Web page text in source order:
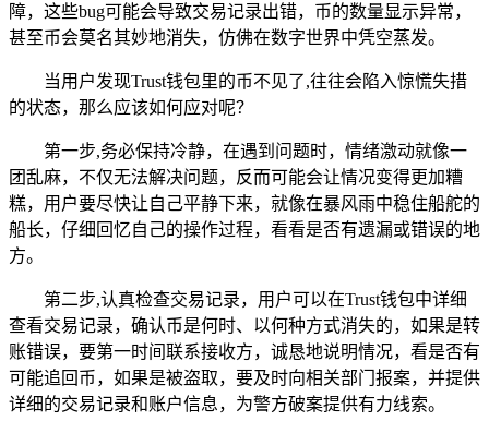
障，这些bug可能会导致交易记录出错，币的数量显示异常，
甚至币会莫名其妙地消失，仿佛在数字世界中凭空蒸发。
当用户发现Trust钱包里的币不见了,往往会陷入惊慌失措
的状态，那么应该如何应对呢？
第一步,务必保持冷静，在遇到问题时，情绪激动就像一
团乱麻，不仅无法解决问题，反而可能会让情况变得更加糟
糕，用户要尽快让自己平静下来，就像在暴风雨中稳住船舵的
船长，仔细回忆自己的操作过程，看看是否有遗漏或错误的地
方。
第二步,认真检查交易记录，用户可以在Trust钱包中详细
查看交易记录，确认币是何时、以何种方式消失的，如果是转
账错误，要第一时间联系接收方，诚恳地说明情况，看是否有
可能追回币，如果是被盗取，要及时向相关部门报案，并提供
详细的交易记录和账户信息，为警方破案提供有力线索。